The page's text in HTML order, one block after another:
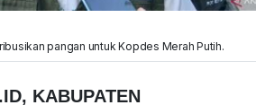
pangan untuk Kopdes Merah Putih.
KABUPATEN